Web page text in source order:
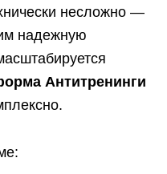
несложно —
надежную
Антитренинги